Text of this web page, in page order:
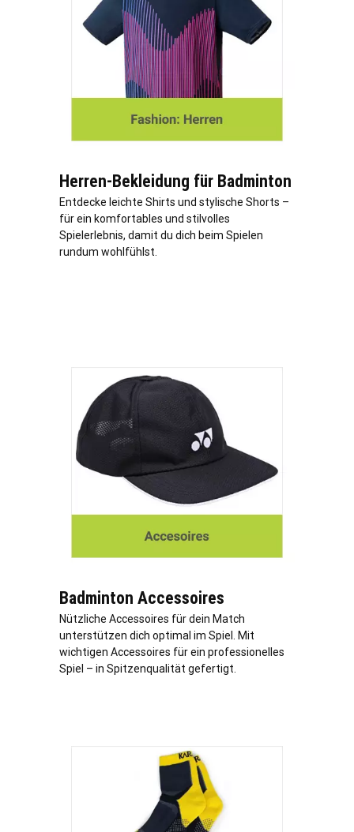
Herren-Bekleidung für Badminton
Entdecke leichte Shirts und stylische Shorts –
für ein komfortables und stilvolles
Spielerlebnis, damit du dich beim Spielen
rundum wohlfühlst.
Badminton Accessoires
Nützliche Accessoires für dein Match
unterstützen dich optimal im Spiel. Mit
wichtigen Accessoires für ein professionelles
Spiel – in Spitzenqualität gefertigt.